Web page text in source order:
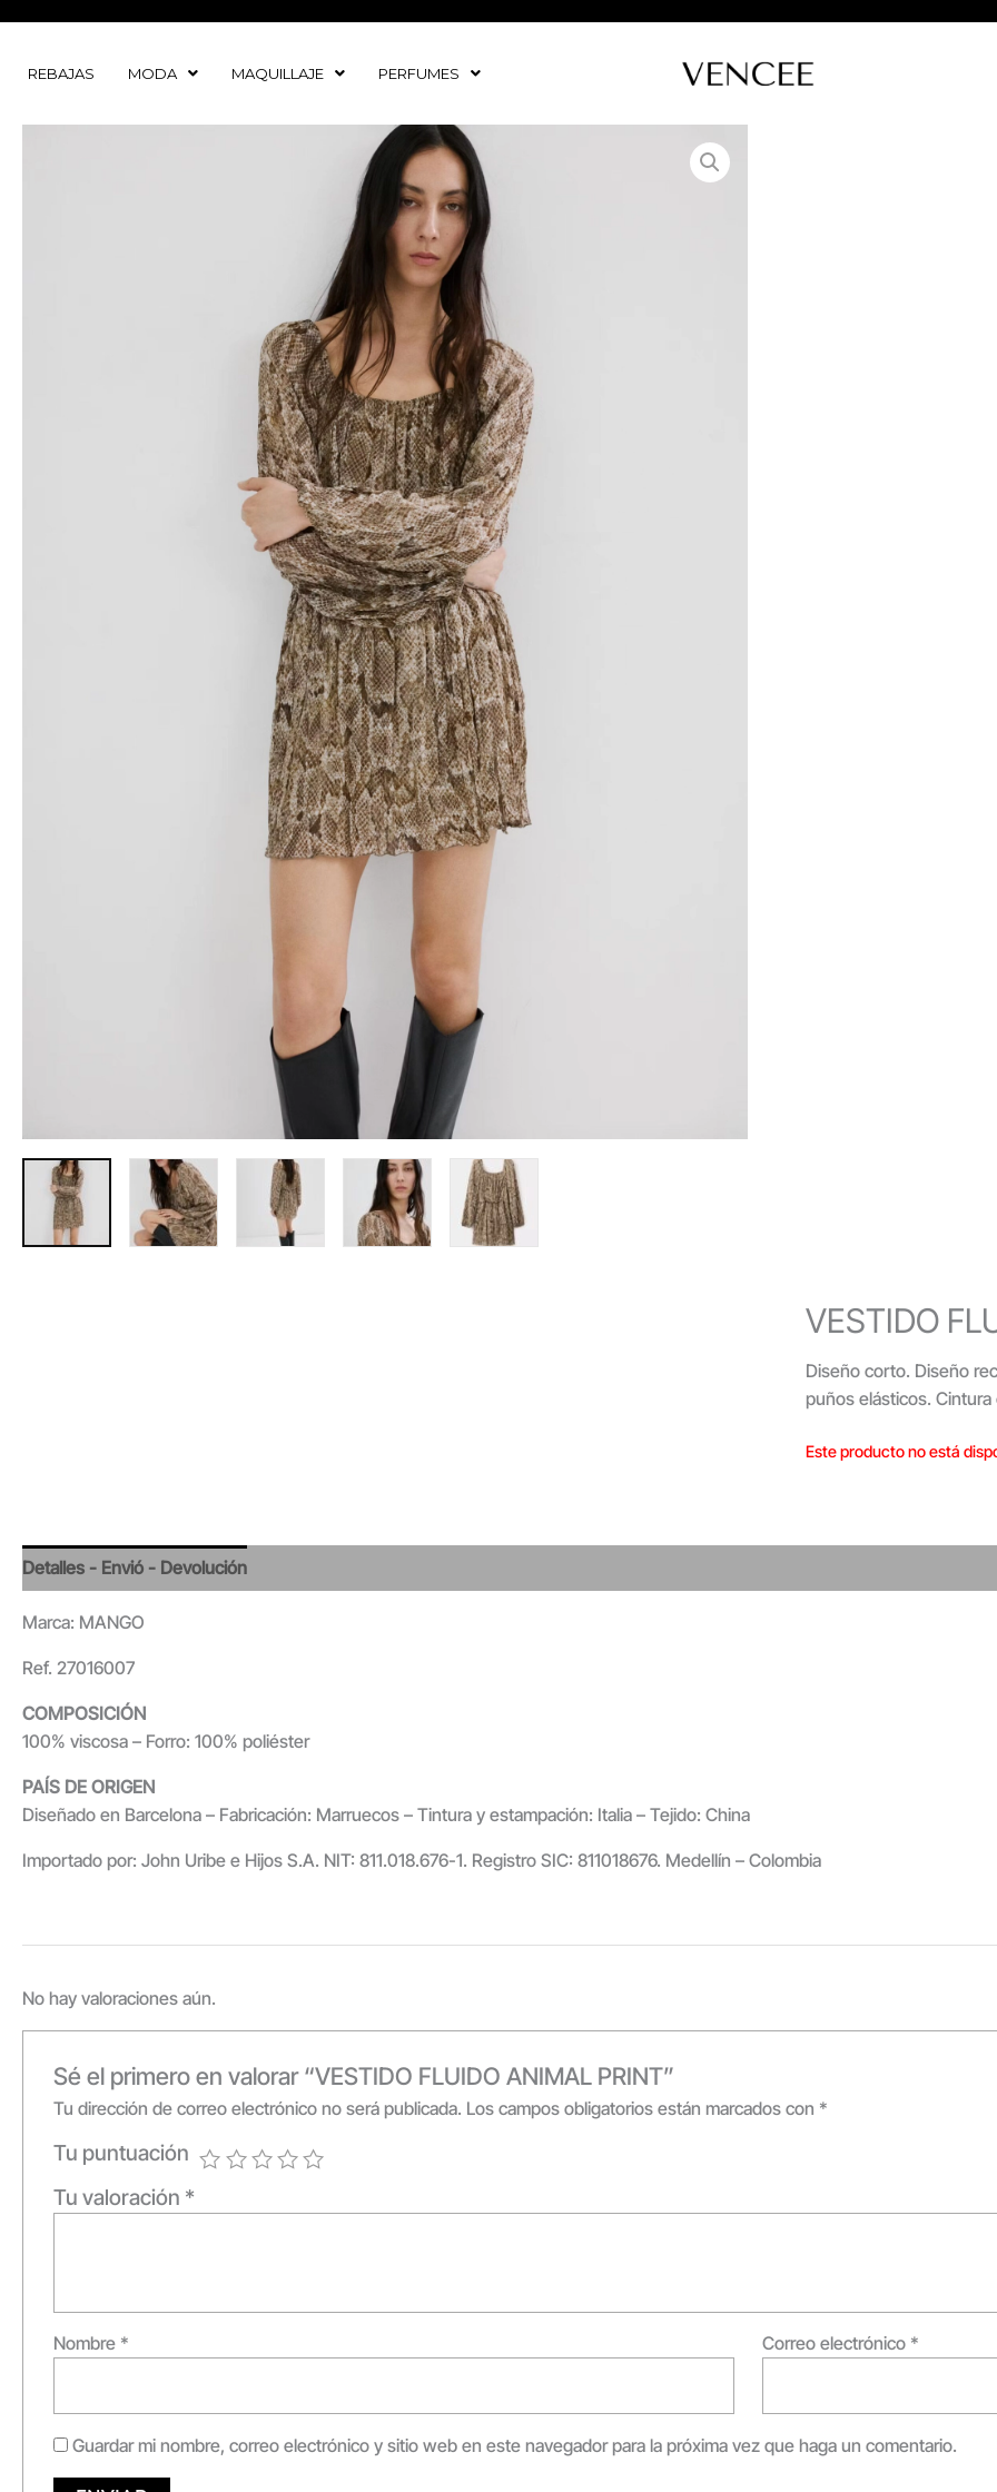
contenido
REBAJAS MODA MAQUILLAJE PERFUMES
VESTIDO
Diseño corto. Diseño
puños elásticos. Cintura
Este producto no está
Detalles - Envió - Devolución
Marca: MANGO
Ref. 27016007
COMPOSICIÓN
100% viscosa – Forro: 100% poliéster
PAÍS DE ORIGEN
Diseñado en Barcelona – Fabricación: Marruecos – Tintura y estampación: Italia – Tejido: China
Importado por: John Uribe e Hijos S.A. NIT: 811.018.676-1. Registro SIC: 811018676. Medellín – Colombia
No hay valoraciones aún.
Sé el primero en valorar “VESTIDO FLUIDO ANIMAL PRINT”
Tu dirección de correo electrónico no será publicada. Los campos obligatorios están marcados con *
Tu puntuación
Tu valoración *
Nombre * Correo electrónico *
Guardar mi nombre, correo electrónico y sitio web en este navegador para la próxima vez que haga un comentario.